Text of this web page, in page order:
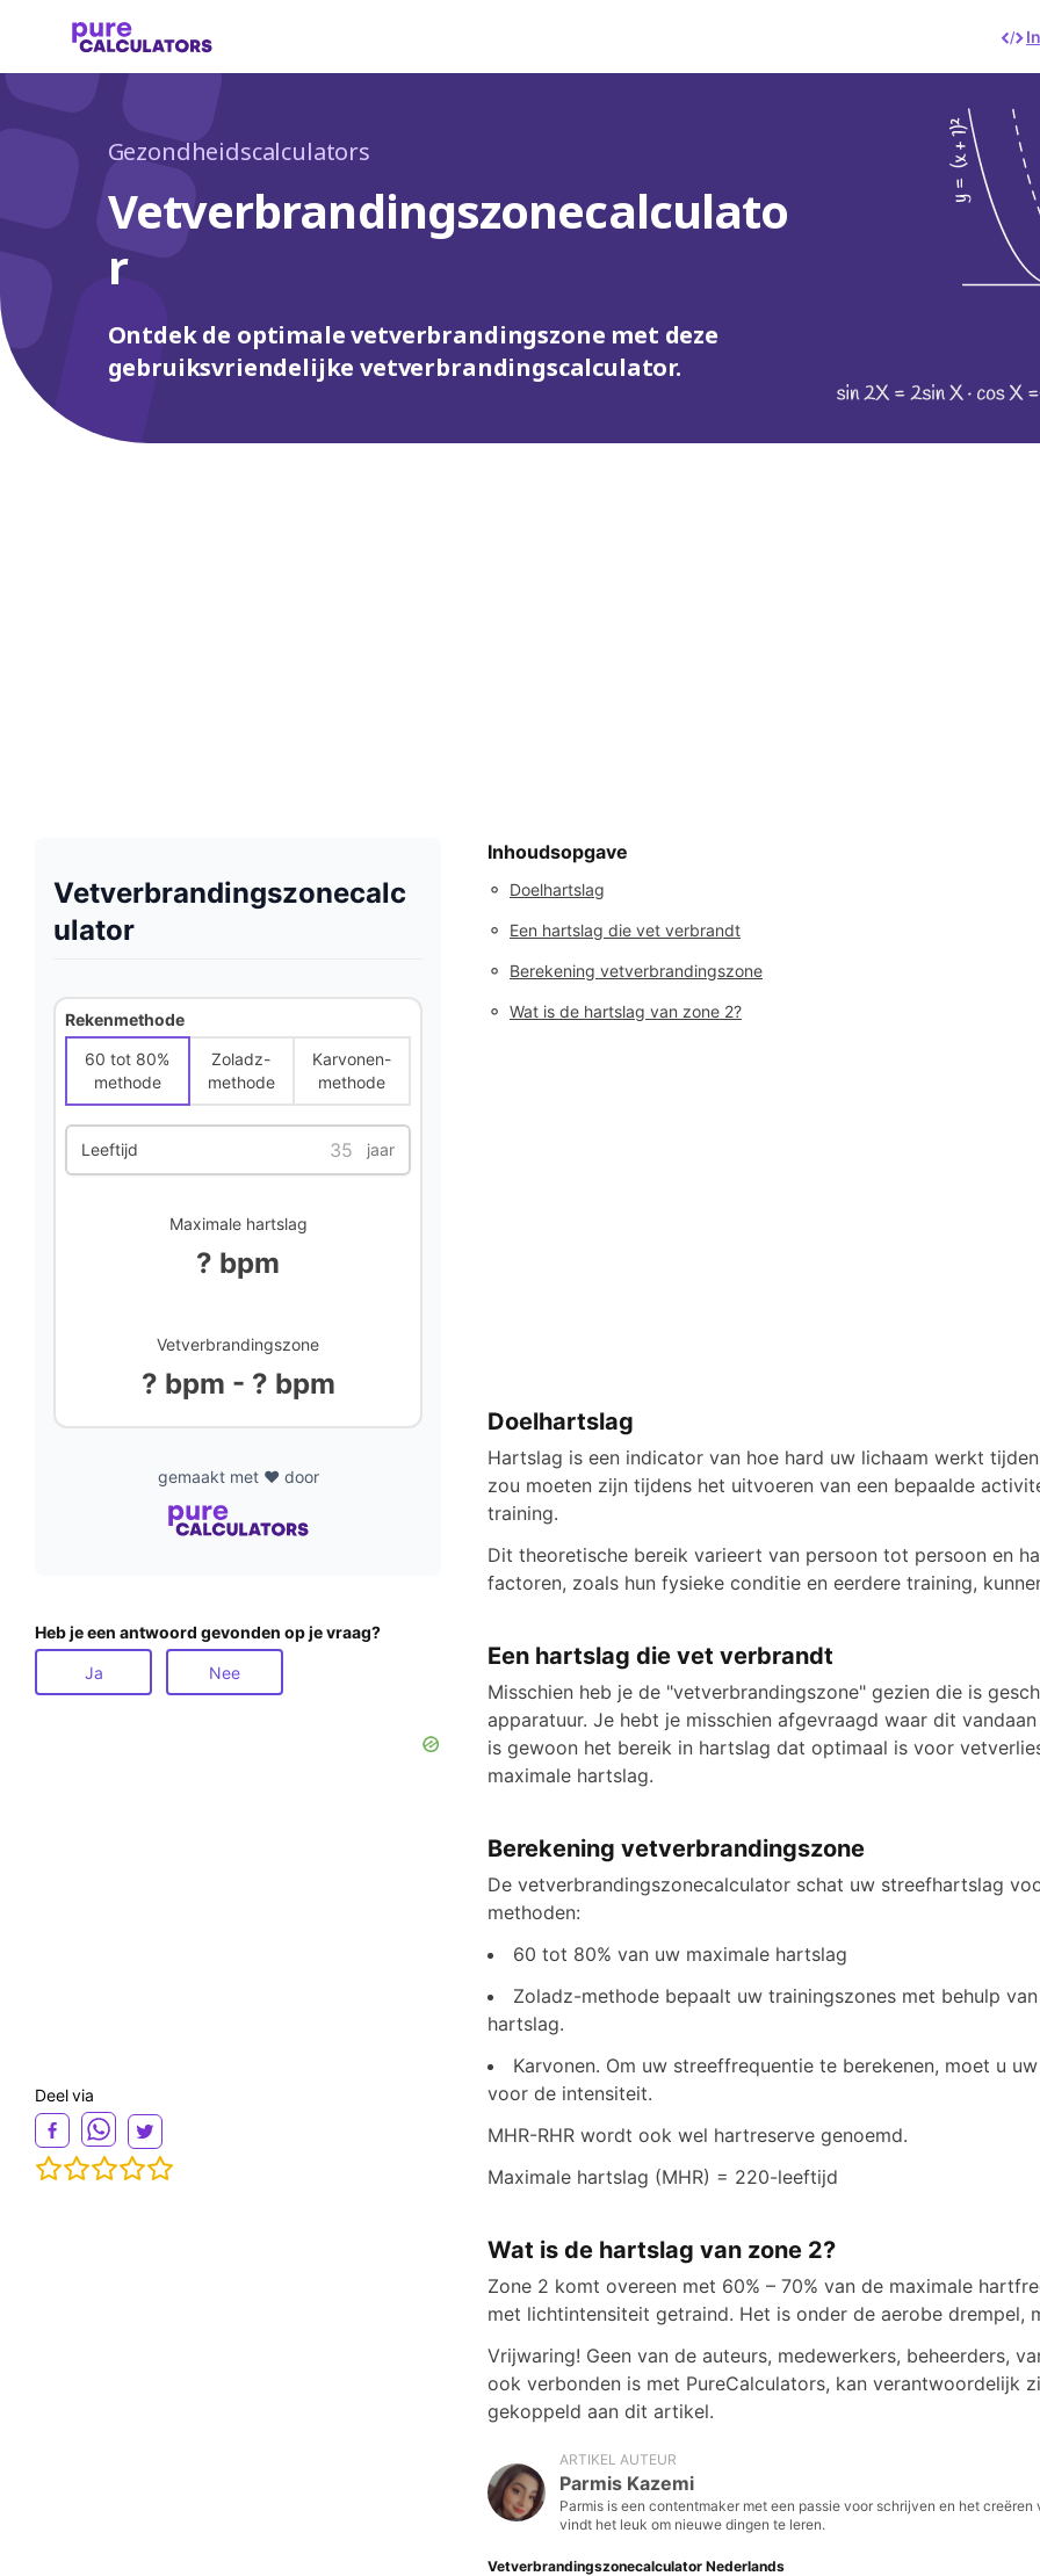
Gezondheidscalculators
Vetverbrandingszonecalculato
r
Ontdek de optimale vetverbrandingszone met deze
gebruiksvriendelijke vetverbrandingscalculator.
Vetverbrandingszonecalc
ulator
Rekenmethode
60 tot 80%
methode
Zoladz-
methode
Karvonen-
methode
Leeftijd jaar
Maximale hartslag
? bpm
Vetverbrandingszone
? bpm - ? bpm
gemaakt met ❤️ door
Heb je een antwoord gevonden op je vraag?
Ja Nee
Deel via
Inhoudsopgave
◦ Doelhartslag
◦ Een hartslag die vet verbrandt
◦ Berekening vetverbrandingszone
◦ Wat is de hartslag van zone 2?
Doelhartslag
Hartslag is een indicator van hoe hard uw lichaam werkt
zou moeten zijn tijdens het uitvoeren van een bepaalde
training.
Dit theoretische bereik varieert van persoon tot persoon en
factoren, zoals hun fysieke conditie en eerdere training,
Een hartslag die vet verbrandt
Misschien heb je de "vetverbrandingszone" gezien die is
apparatuur. Je hebt je misschien afgevraagd waar dit
is gewoon het bereik in hartslag dat optimaal is voor
maximale hartslag.
Berekening vetverbrandingszone
De vetverbrandingszonecalculator schat uw streefhartslag
methoden:
60 tot 80% van uw maximale hartslag
Zoladz-methode bepaalt uw trainingszones met behulp
hartslag.
Karvonen. Om uw streeffrequentie te berekenen, moet u
voor de intensiteit.
MHR-RHR wordt ook wel hartreserve genoemd.
Maximale hartslag (MHR) = 220-leeftijd
Wat is de hartslag van zone 2?
Zone 2 komt overeen met 60% – 70% van de maximale
met lichtintensiteit getraind. Het is onder de aerobe drempel,
Vrijwaring! Geen van de auteurs, medewerkers, beheerders,
ook verbonden is met PureCalculators, kan verantwoordelijk
gekoppeld aan dit artikel.
ARTIKEL AUTEUR
Parmis Kazemi
Parmis is een contentmaker met een passie voor schrijven en het
vindt het leuk om nieuwe dingen te leren.
Vetverbrandingszonecalculator Nederlands